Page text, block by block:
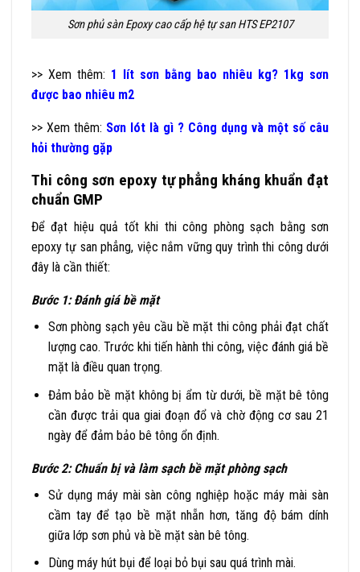
Sơn phủ sàn Epoxy cao cấp hệ tự san HTS EP2107
>> Xem thêm: 1 lít sơn bằng bao nhiêu kg? 1kg sơn
được bao nhiêu m2
>> Xem thêm: Sơn lót là gì ? Công dụng và một số câu
hỏi thường gặp
Thi công sơn epoxy tự phẳng kháng khuẩn đạt
chuẩn GMP
Để đạt hiệu quả tốt khi thi công phòng sạch bằng sơn
epoxy tự san phẳng, việc nắm vững quy trình thi công dưới
đây là cần thiết:
Bước 1: Đánh giá bề mặt
Sơn phòng sạch yêu cầu bề mặt thi công phải đạt chất
lượng cao. Trước khi tiến hành thi công, việc đánh giá bề
mặt là điều quan trọng.
Đảm bảo bề mặt không bị ẩm từ dưới, bề mặt bê tông
cần được trải qua giai đoạn đổ và chờ động cơ sau 21
ngày để đảm bảo bê tông ổn định.
Bước 2: Chuẩn bị và làm sạch bề mặt phòng sạch
Sử dụng máy mài sàn công nghiệp hoặc máy mài sàn
cầm tay để tạo bề mặt nhẵn hơn, tăng độ bám dính
giữa lớp sơn phủ và bề mặt sàn bê tông.
Dùng máy hút bụi để loại bỏ bụi sau quá trình mài.